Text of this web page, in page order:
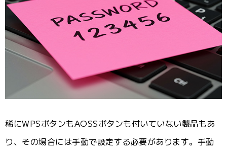
稀にWPSボタンもAOSSボタンも付いていない製品もあ
り、その場合には手動で設定する必要があります。手動